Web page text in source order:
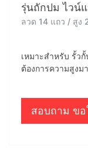
รุ่นถักปม ไวน์
ลวด 14 แถว / สูง
เหมาะสำหรับ รั้ว
ต้องการความสูงม
สอบถาม ขอ